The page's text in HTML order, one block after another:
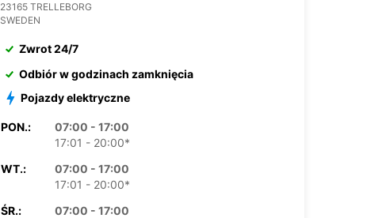
23165 TRELLEBORG
SWEDEN
Zwrot 24/7
Odbiór w godzinach zamknięcia
Pojazdy elektryczne
PON.:
07:00 - 17:00
17:01 - 20:00*
WT.:
07:00 - 17:00
17:01 - 20:00*
ŚR.:
07:00 - 17:00